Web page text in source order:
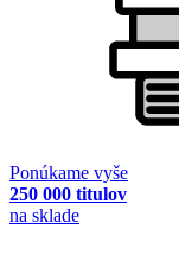
Ponúkame vyše
250 000 titulov
na sklade